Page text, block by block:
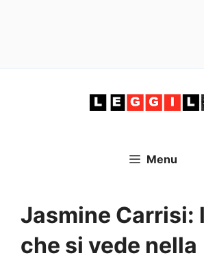
Menu
Jasmine Carrisi:
che si vede nella